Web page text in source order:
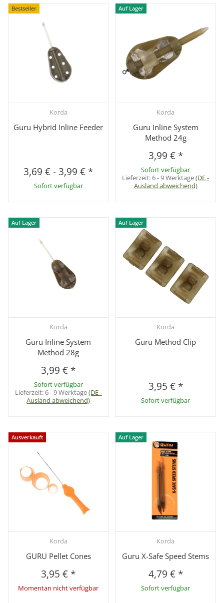
Bestseller
Korda
Guru Hybrid Inline Feeder
3,69 €-3,99 € *
Sofort verfügbar
Auf Lager
Korda
Guru Inline System
Method 24g
3,99 € *
Sofort verfügbar
Lieferzeit:6 - 9 Werktage(DE -
Ausland abweichend)
Auf Lager
Korda
Guru Inline System
Method 28g
3,99 € *
Sofort verfügbar
Lieferzeit:6 - 9 Werktage(DE -
Ausland abweichend)
Auf Lager
Korda
Guru Method Clip
3,95 € *
Sofort verfügbar
Ausverkauft
Korda
GURU Pellet Cones
3,95 € *
Momentan nicht verfügbar
Auf Lager
Korda
Guru X-Safe Speed Stems
4,79 € *
Sofort verfügbar